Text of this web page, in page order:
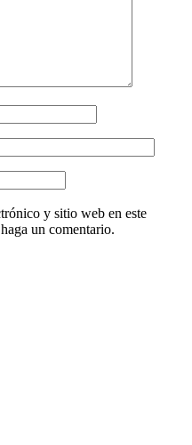
y sitio web en este
un comentario.